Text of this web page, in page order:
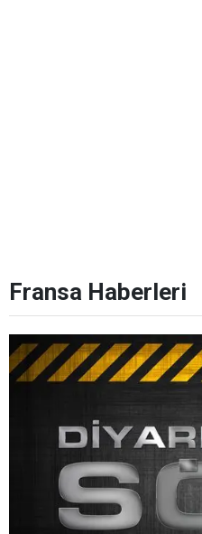
Fransa Haberleri